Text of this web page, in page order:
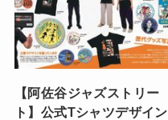
【阿佐谷ジャズストリー
ト】公式Tシャツデザイン